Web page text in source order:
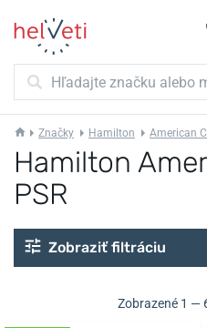
Značky Hamilton American
Hamilton
PSR
Zobraziť filtráciu
Zobrazené 1 —